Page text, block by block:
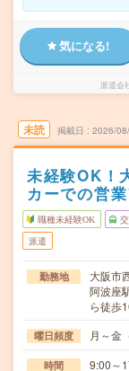
気になる!
派遣会
未読 掲載日 2026/
未経験OK！
カーでの営
職種未経験OK
派遣
勤務地
大阪市
阿波座
ら徒歩
曜日頻度 月～金
時間 9:00～